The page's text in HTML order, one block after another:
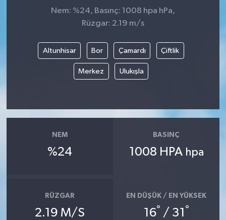
Nem: %24, Basınç: 1008 hpa hPa,
Rüzgar: 2.19 m/s
Altunhisar Bor Çamardı Çiftlik
Merkez Ulukışla
NEM
%24
BASINÇ
1008 HPA hpa
RÜZGAR
2.19 M/S
EN DÜŞÜK / EN YÜKSEK
16° / 31 °
Politika
Siyaset